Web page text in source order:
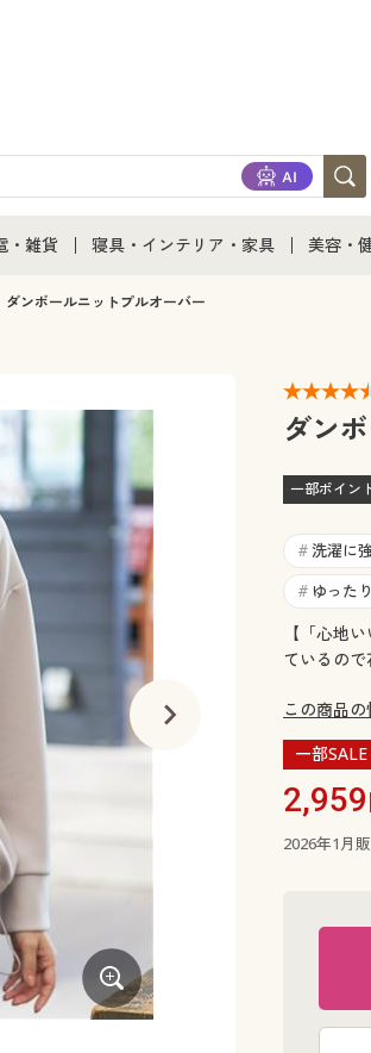
て
・雑貨
・雑貨すべて
チン・雑貨・日用品
寝具・インテリア・家具
寝具・インテリア・家具通販すべて
寝具・ベッド
カーテン・ラグ・ファブリック
美容・
ダンボールニットプルオーバー
ダン
一部ポイン
# 洗濯に
# ゆった
【「心地
ているので
この商品
一部
2,959
2026年1月